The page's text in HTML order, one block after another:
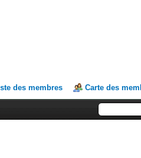
des membres Carte des